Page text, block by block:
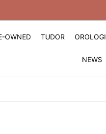
OWNED TUDOR OROLOGI
NEWS